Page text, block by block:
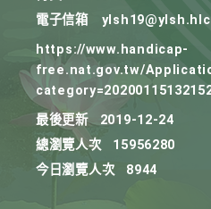
電子信箱
https://www.handicap-
free.nat.gov.tw/
最後更新
2019-12-24
總瀏覽人次
15956280
今日瀏覽人次
8944